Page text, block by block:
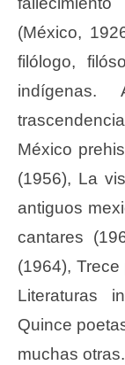
(México,
filólogo,
México
(1956), La
antiguos
cantares
(1964),
Literaturas
Quince
muchas otras.